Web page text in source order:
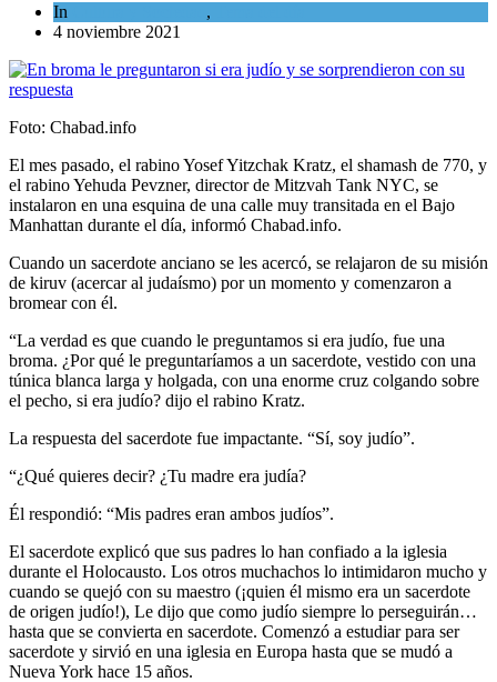
In ,
4 noviembre 2021
Foto: Chabad.info
El mes pasado, el rabino Yosef Yitzchak Kratz, el shamash de 770, y
el rabino Yehuda Pevzner, director de Mitzvah Tank NYC, se
instalaron en una esquina de una calle muy transitada en el Bajo
Manhattan durante el día, informó Chabad.info.
Cuando un sacerdote anciano se les acercó, se relajaron de su misión
de kiruv (acercar al judaísmo) por un momento y comenzaron a
bromear con él.
“La verdad es que cuando le preguntamos si era judío, fue una
broma. ¿Por qué le preguntaríamos a un sacerdote, vestido con una
túnica blanca larga y holgada, con una enorme cruz colgando sobre
el pecho, si era judío? dijo el rabino Kratz.
La respuesta del sacerdote fue impactante. “Sí, soy judío”.
“¿Qué quieres decir? ¿Tu madre era judía?
Él respondió: “Mis padres eran ambos judíos”.
El sacerdote explicó que sus padres lo han confiado a la iglesia
durante el Holocausto. Los otros muchachos lo intimidaron mucho y
cuando se quejó con su maestro (¡quien él mismo era un sacerdote
de origen judío!), Le dijo que como judío siempre lo perseguirán…
hasta que se convierta en sacerdote. Comenzó a estudiar para ser
sacerdote y sirvió en una iglesia en Europa hasta que se mudó a
Nueva York hace 15 años.